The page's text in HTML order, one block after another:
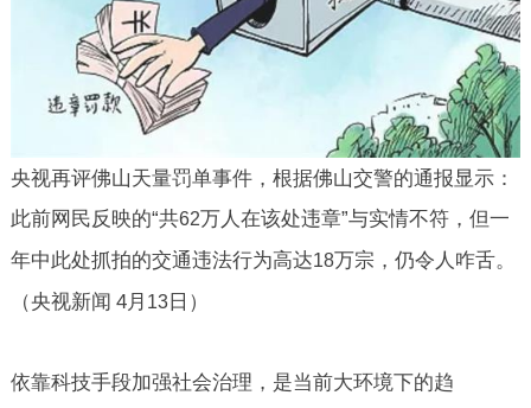
央视再评佛山天量罚单事件，根据佛山交警的通报显示：
此前网民反映的“共62万人在该处违章”与实情不符，但一
年中此处抓拍的交通违法行为高达18万宗，仍令人咋舌。
（央视新闻 4月 13日）
依靠科技手段加强社会治理，是当前大环境下的趋